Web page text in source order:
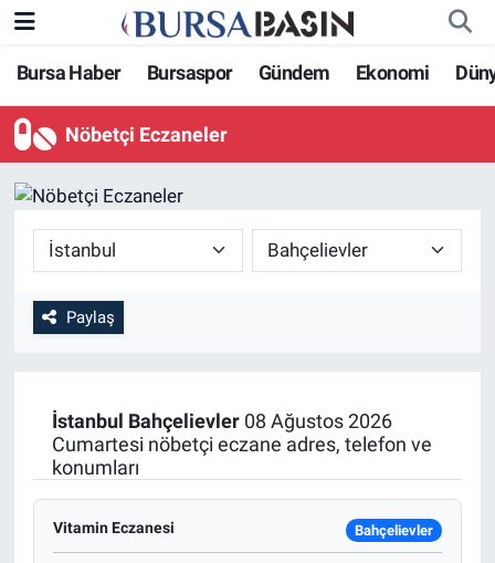
Bursa Haber Bursaspor Gündem Ekonomi
Nöbetçi Eczaneler
Paylaş
İstanbul Bahçelievler08 Ağustos 2026
Cumartesi nöbetçi eczane adres, telefon ve
konumları
Vitamin Eczanesi Bahçelievler
Bursa Haber
Genel
Politika
Bilim, Teknoloji
KÜLTÜR-SANAT
Bursaspor
Gündem
Sağlık
Bursa Nöbetçi Eczaneler
Bursa Hava Durumu
Bursa Namaz Vakitleri
Bursa Trafik Yoğunluk Haritası
Süper Lig Puan Durumu ve Fikstür
Son Dakika Haberleri
Haber Arşivi